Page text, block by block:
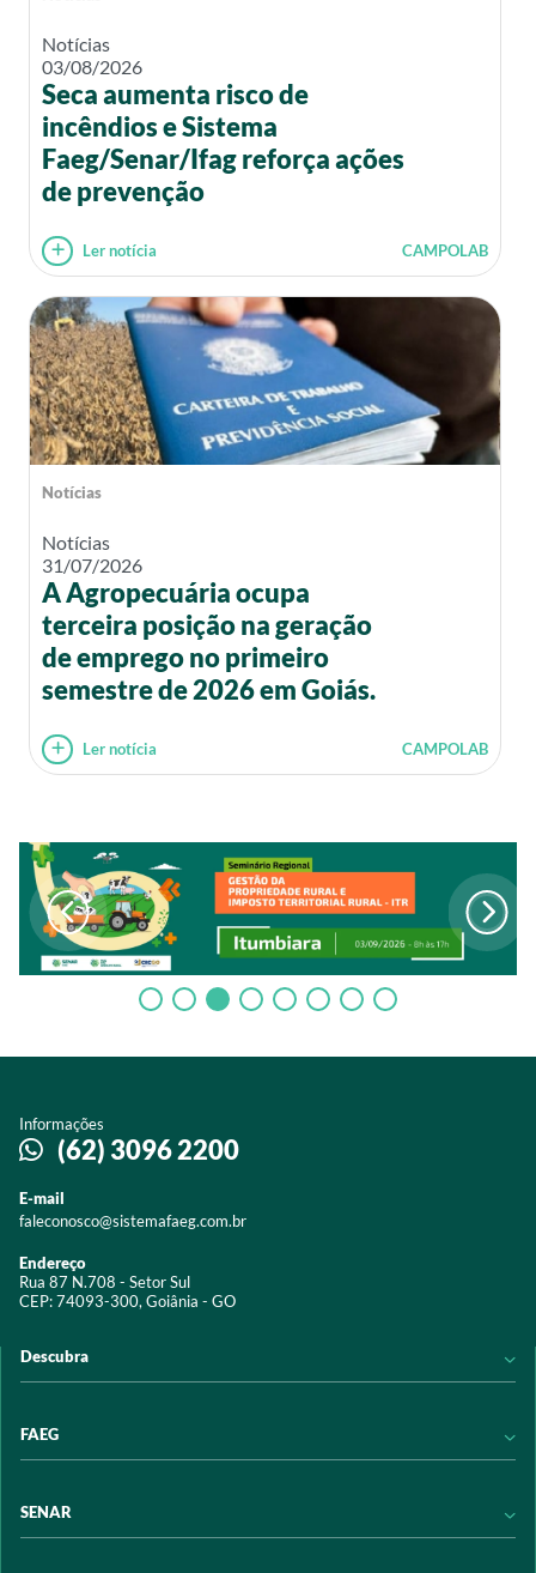
Notícias
03/08/2026
Seca aumenta risco de
incêndios e Sistema
Faeg/Senar/Ifag reforça ações
de prevenção
Ler notícia CAMPOLAB
Notícias
Notícias
31/07/2026
A Agropecuária ocupa
terceira posição na geração
de emprego no primeiro
semestre de 2026 em Goiás.
Ler notícia CAMPOLAB
Informações
(62) 3096 2200
E-mail
faleconosco@sistemafaeg.com.br
Endereço
Rua 87 N.708 - Setor Sul
CEP: 74093-300, Goiânia - GO
Descubra
Acervo digital
Programas e Serviços
FAEG
Transparência
SENAR